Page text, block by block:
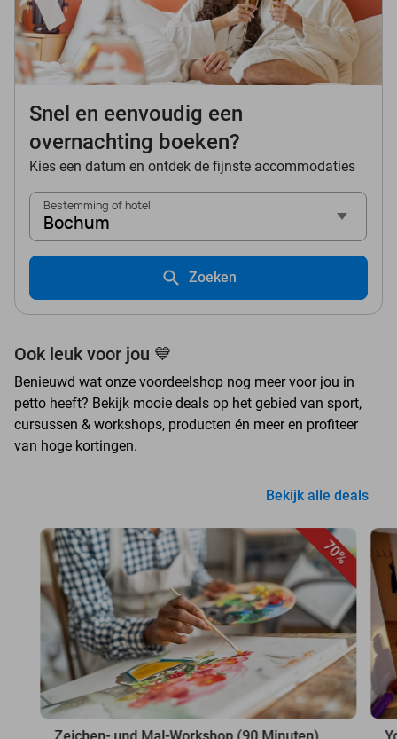
Snel en eenvoudig een
overnachting boeken?
Kies een datum en ontdek de fijnste accommodaties
Bestemming of hotel
Bochum
Zoeken
Ook leuk voor jou 💙
Benieuwd wat onze voordeelshop nog meer voor jou in
petto heeft? Bekijk mooie deals op het gebied van sport,
cursussen & workshops, producten én meer en profiteer
van hoge kortingen.
Bekijk alle deals
70%
Zeichen- und Mal-Workshop (90 Minuten)